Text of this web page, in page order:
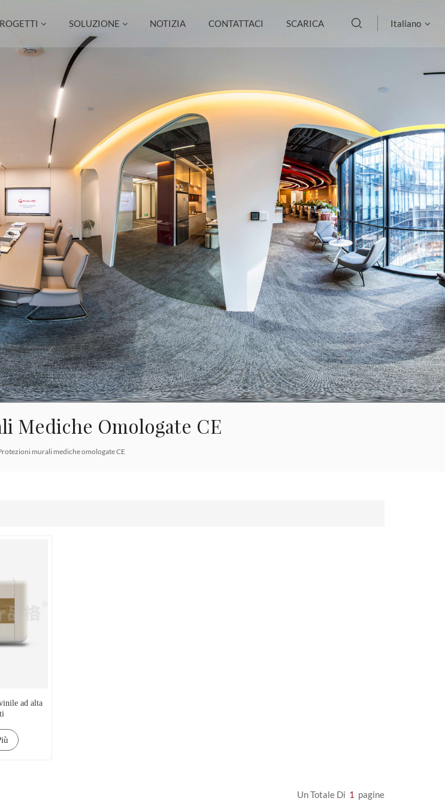
SOLUZIONE NOTIZIA CONTATTACI SCARICA Italiano
Deutsch
русский
italiano
español
português
العربية
한국의
Tiếng việt
Indonesia
中文
Mediche Omologate CE
murali mediche omologate CE
ad alta
Un Totale Di 1 Pagine